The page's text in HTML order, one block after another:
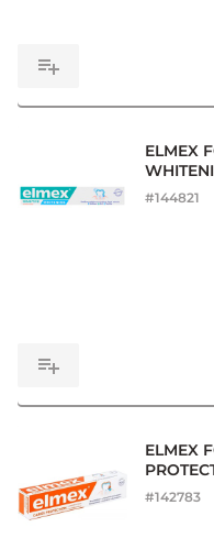
ELMEX
#144821
ELMEX
#142783